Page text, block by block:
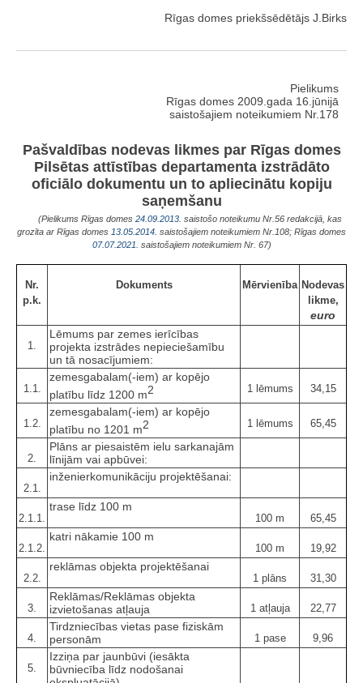
Rīgas domes priekšsēdētājs J.Birks
Pielikums
Rīgas domes 2009.gada 16.jūnijā
saistošajiem noteikumiem Nr.178
Pašvaldības nodevas likmes par Rīgas domes
Pilsētas attīstības departamenta izstrādāto
oficiālo dokumentu un to apliecinātu kopiju
saņemšanu
(Pielikums Rīgas domes 24.09.2013. saistošo noteikumu Nr.56 redakcijā, kas
grozīta ar Rīgas domes 13.05.2014. saistošajiem noteikumiem Nr.108; Rīgas domes
07.07.2021. saistošajiem noteikumiem Nr. 67)
Nr.
p.k.
Dokuments Mērvienība Nodevas
likme,
euro
1.
Lēmums par zemes ierīcības
projekta izstrādes nepieciešamību
un tā nosacījumiem:
1.1.
zemesgabalam(-iem) ar kopējo
platību līdz 1200 m2 1 lēmums 34,15
1.2.
zemesgabalam(-iem) ar kopējo
platību no 1201 m2 1 lēmums 65,45
2.
Plāns ar piesaistēm ielu sarkanajām
līnijām vai apbūvei:
2.1.
inženierkomunikāciju projektēšanai:
2.1.1.
trase līdz 100 m
100 m 65,45
2.1.2.
katri nākamie 100 m
100 m 19,92
2.2.
reklāmas objekta projektēšanai
1 plāns 31,30
3.
Reklāmas/Reklāmas objekta
izvietošanas atļauja
1 atļauja 22,77
4.
Tirdzniecības vietas pase fiziskām
personām
1 pase 9,96
5.
Izziņa par jaunbūvi (iesākta
būvniecība līdz nodošanai